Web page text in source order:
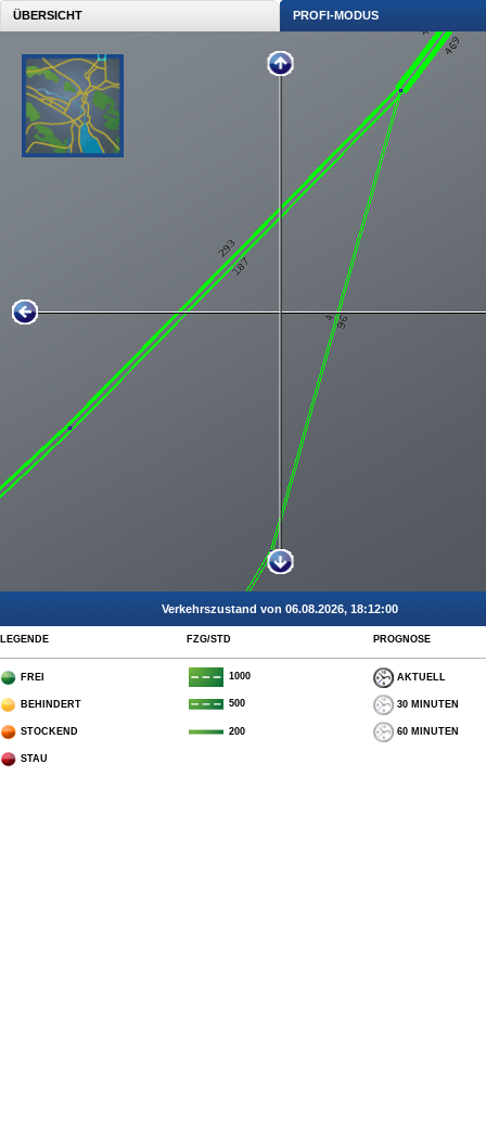
ÜBERSICHT PROFI-MODUS
Verkehrszustand von 06.08.2026, 18:12:00
LEGENDE FZG/STD PROGNOSE
FREI 1000 AKTUELL
BEHINDERT 500 30 MINUTEN
STOCKEND 200 60 MINUTEN
STAU